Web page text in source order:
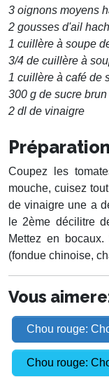
3 oignons moyens
2 gousses d'ail
1 cuillère à soupe
3/4 de cuillère à
1 cuillère à café de
300 g de sucre brun
2 dl de vinaigre
Préparation
Coupez les
mouche, cuisez
de vinaigre une a
le 2ème décilitre
Mettez en
(fondue chinoise,
Vous
Chou rouge:
Chou rouge: